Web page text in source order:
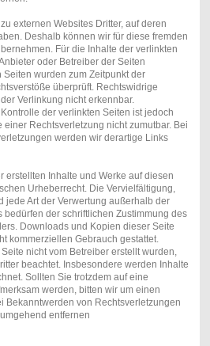
externen Websites Dritter, auf deren
Deshalb können wir für diese fremden
Für die Inhalte der verlinkten
oder Betreiber der Seiten
wurden zum Zeitpunkt der
überprüft. Rechtswidrige
Verlinkung nicht erkennbar.
der verlinkten Seiten ist jedoch
Rechtsverletzung nicht zumutbar. Bei
werden wir derartige Links
erstellten Inhalte und Werke auf diesen
Urheberrecht. Die Vervielfältigung,
jede Art der Verwertung außerhalb der
bedürfen der schriftlichen Zustimmung des
Downloads und Kopien dieser Seite
kommerziellen Gebrauch gestattet.
nicht vom Betreiber erstellt wurden,
beachtet. Insbesondere werden Inhalte
Sollten Sie trotzdem auf eine
werden, bitten wir um einen
Bekanntwerden von Rechtsverletzungen
entfernen